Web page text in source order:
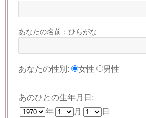
あなたの名前：ひらがな
あなたの性別: 女性 男性
あのひとの生年月日:
年
月 日